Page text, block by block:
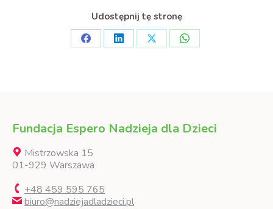
Udostępnij tę stronę
Share
Share
Share
Share
Fundacja Espero Nadzieja dla Dzieci
Mistrzowska 15
01-929 Warszawa
+48 459 595 765
biuro@nadziejadladzieci.pl